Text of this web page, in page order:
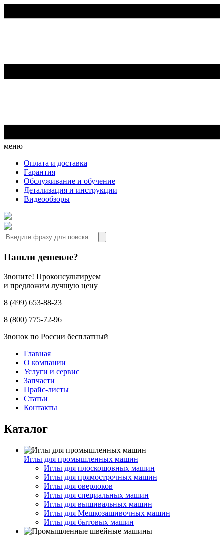
меню
Оплата и доставка
Гарантия
Обслуживание и обучение
Детализация и инструкции
Видеообзоры
Нашли дешевле?
Звоните! Проконсультируем
и предложим лучшую цену
8 (499) 653-88-23
8 (800) 775-72-96
Звонок по России бесплатный
Главная
О компании
Услуги и сервис
Запчасти
Прайс-листы
Статьи
Контакты
Каталог
Иглы для промышленных машин
Иглы для плоскошовных машин
Иглы для прямострочных машин
Иглы для оверлоков
Иглы для специальных машин
Иглы для вышивальных машин
Иглы для Мешкозашивочных машин
Иглы для бытовых машин